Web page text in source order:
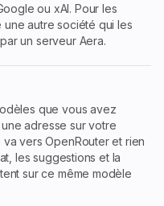
ou xAI. Pour les
autre société qui les
un serveur Aera.
que vous avez
adresse sur votre
vers OpenRouter et rien
les suggestions et la
sur ce même modèle